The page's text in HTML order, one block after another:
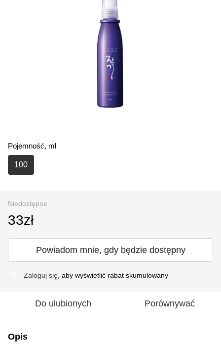
Pojemność, ml
100
Niedostępne
33zł
Powiadom mnie, gdy będzie dostępny
Zaloguj się , aby wyświetlić rabat skumulowany
Do ulubionych Porównywać
Opis